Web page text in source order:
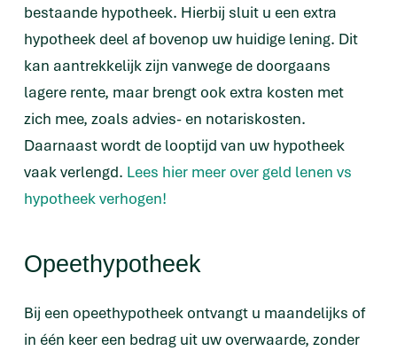
bestaande hypotheek. Hierbij sluit u een extra
hypotheek deel af bovenop uw huidige lening. Dit
kan aantrekkelijk zijn vanwege de doorgaans
lagere rente, maar brengt ook extra kosten met
zich mee, zoals advies- en notariskosten.
Daarnaast wordt de looptijd van uw hypotheek
vaak verlengd. Lees hier meer over geld lenen vs
hypotheek verhogen!
Opeethypotheek
Bij een opeethypotheek ontvangt u maandelijks of
in één keer een bedrag uit uw overwaarde, zonder